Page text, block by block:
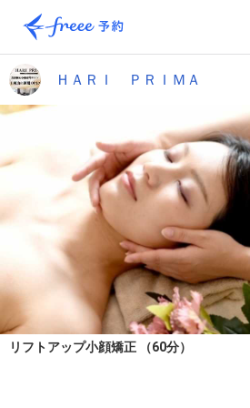
ＨＡＲＩ ＰＲＩＭＡ
リフトアップ小顔矯正 （60分）